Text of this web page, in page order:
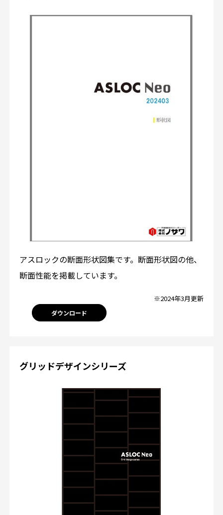
アスロックの断面形状図集です。断面形状図の他、
断面性能を掲載しています。
※2024年3月更新
ダウンロード
グリッドデザインシリーズ